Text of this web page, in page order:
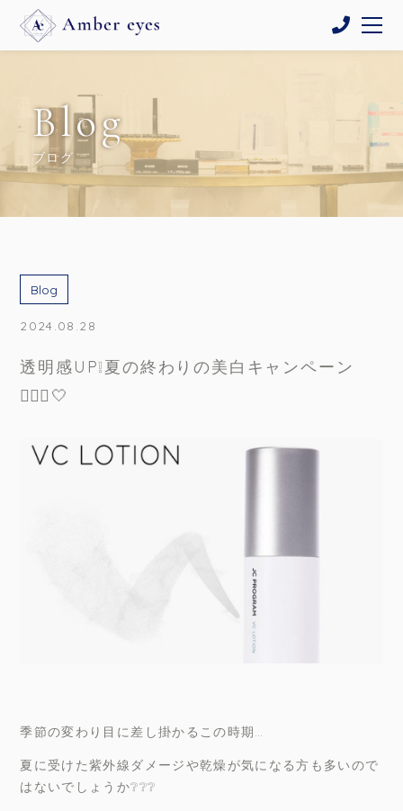
Blog
ブログ
Blog
2024.08.28
透明感UP❕夏の終わりの美白キャンペーン
🧏🏻‍♀️🤍
季節の変わり目に差し掛かるこの時期…
夏に受けた紫外線ダメージや乾燥が気になる方も多いので
はないでしょうか❔❔❔